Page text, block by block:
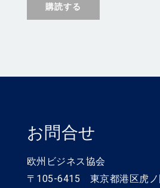
お問合せ
欧州ビジネス協会
〒105-6415 東京都港区虎